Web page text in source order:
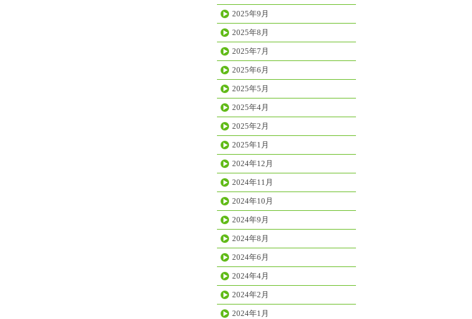
2025年9月
2025年8月
2025年7月
2025年6月
2025年5月
2025年4月
2025年2月
2025年1月
2024年12月
2024年11月
2024年10月
2024年9月
2024年8月
2024年6月
2024年4月
2024年2月
2024年1月